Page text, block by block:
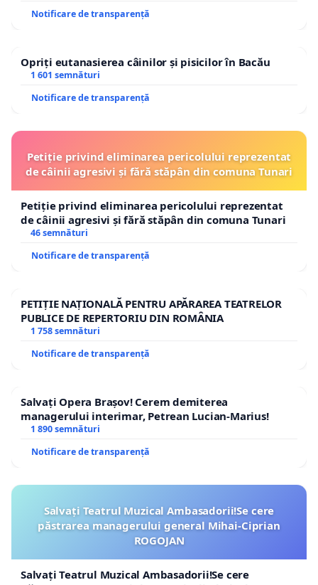
Notificare de transparență
Opriți eutanasierea câinilor și pisicilor în Bacău
1 601 semnături
Notificare de transparență
Petiție privind eliminarea pericolului reprezentat
de câinii agresivi și fără stăpân din comuna Tunari
Petiție privind eliminarea pericolului reprezentat
de câinii agresivi și fără stăpân din comuna Tunari
46 semnături
Notificare de transparență
PETIȚIE NAȚIONALĂ PENTRU APĂRAREA TEATRELOR
PUBLICE DE REPERTORIU DIN ROMÂNIA
1 758 semnături
Notificare de transparență
Salvați Opera Brașov! Cerem demiterea
managerului interimar, Petrean Lucian-Marius!
1 890 semnături
Notificare de transparență
Salvați Teatrul Muzical Ambasadorii!Se cere
păstrarea managerului general Mihai-Ciprian
ROGOJAN
Salvați Teatrul Muzical Ambasadorii!Se cere